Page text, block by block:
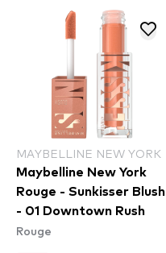
MAYBELLINE NEW YORK
Maybelline New York
Rouge - Sunkisser Blush
- 01 Downtown Rush​
Rouge